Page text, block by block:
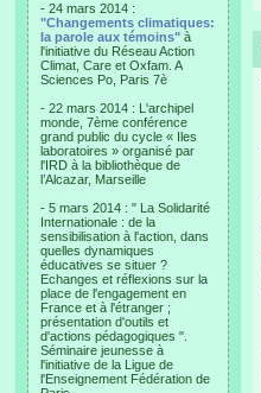
- 24 mars 2014 :
"Changements climatiques:
la parole aux témoins" à
l'initiative du Réseau Action
Climat, Care et Oxfam. A
Sciences Po, Paris 7è
- 22 mars 2014 : L'archipel
monde, 7ème conférence
grand public du cycle « Iles
laboratoires » organisé par
l'IRD à la bibliothèque de
l’Alcazar, Marseille
- 5 mars 2014 : " La Solidarité
Internationale : de la
sensibilisation à l'action, dans
quelles dynamiques
éducatives se situer ?
Echanges et réflexions sur la
place de l'engagement en
France et à l'étranger ;
présentation d'outils et
d'actions pédagogiques ".
Séminaire jeunesse à
l'initiative de la Ligue de
l'Enseignement Fédération de